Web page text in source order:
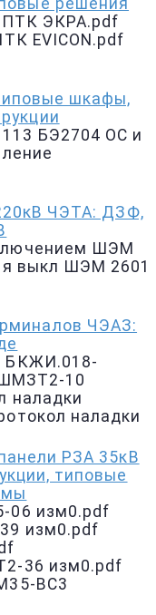
решения
ПТК ЭКРА.pdf
EVICON.pdf
шкафы,
БЭ2704 ОС и
ЧЭТА: ДЗФ,
ШЭМ
выкл ШЭМ 2601
ЧЭАЗ:
БКЖИ.018-
10
наладки
наладки
РЗА 35кВ
типовые
06 изм0.pdf
изм0.pdf
36 изм0.pdf
ВС3